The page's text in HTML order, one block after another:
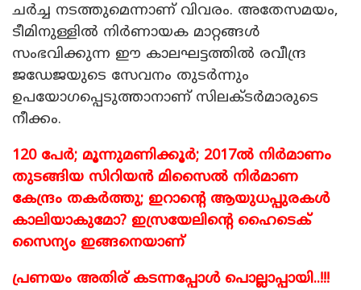
ചർച്ച നടത്തുമെന്നാണ് വിവരം. അതേസമയം,
ടീമിനുള്ളിൽ നിർണായക മാറ്റങ്ങൾ
സംഭവിക്കുന്ന ഈ കാലഘട്ടത്തിൽ രവീന്ദ്ര
ജഡേജയുടെ സേവനം തുടർന്നും
ഉപയോഗപ്പെടുത്താനാണ് സിലക്ടർമാരുടെ
നീക്കം.
120 പേര്‍; മൂന്നുമണിക്കൂര്‍; 2017ല്‍ നിര്‍മാണം
തുടങ്ങിയ സിറിയന്‍ മിസൈല്‍ നിര്‍മാണ
കേന്ദ്രം തകര്‍ത്തു; ഇറാന്റെ ആയുധപ്പുരകള്‍
കാലിയാകുമോ? ഇസ്രയേലിന്റെ ഹൈടെക്
സൈന്യം ഇങ്ങനെയാണ്
പ്രണയം അതിര് കടന്നപ്പോൾ പൊല്ലാപ്പായി..!!!